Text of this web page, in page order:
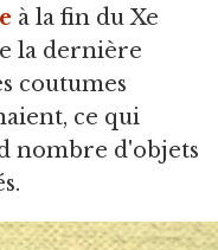
à la fin du Xe
la dernière
coutumes
ce qui
nombre d'objets